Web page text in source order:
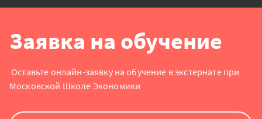
Заявка на обучение
Оставьте онлайн-заявку на обучение в экстернате при
Московской Школе Экономики